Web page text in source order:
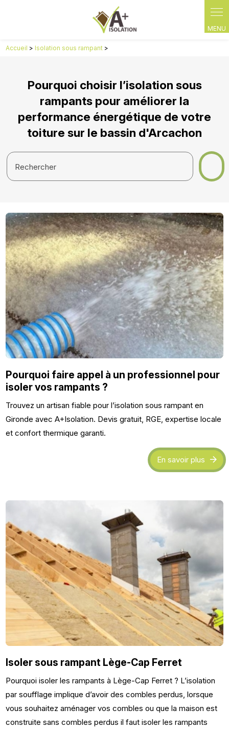
Accueil > Isolation sous rampant >
Pourquoi choisir l’isolation sous
rampants pour améliorer la
performance énergétique de votre
toiture sur le bassin d'Arcachon
Rechercher
Pourquoi faire appel à un professionnel pour
isoler vos rampants ?
Trouvez un artisan fiable pour l’isolation sous rampant en
Gironde avec A+Isolation. Devis gratuit, RGE, expertise locale
et confort thermique garanti.
En savoir plus
Isoler sous rampant Lège-Cap Ferret
Pourquoi isoler les rampants à Lège-Cap Ferret ? L’isolation
par soufflage implique d’avoir des combles perdus, lorsque
vous souhaitez aménager vos combles ou que la maison est
construite sans combles perdus il faut isoler les rampants